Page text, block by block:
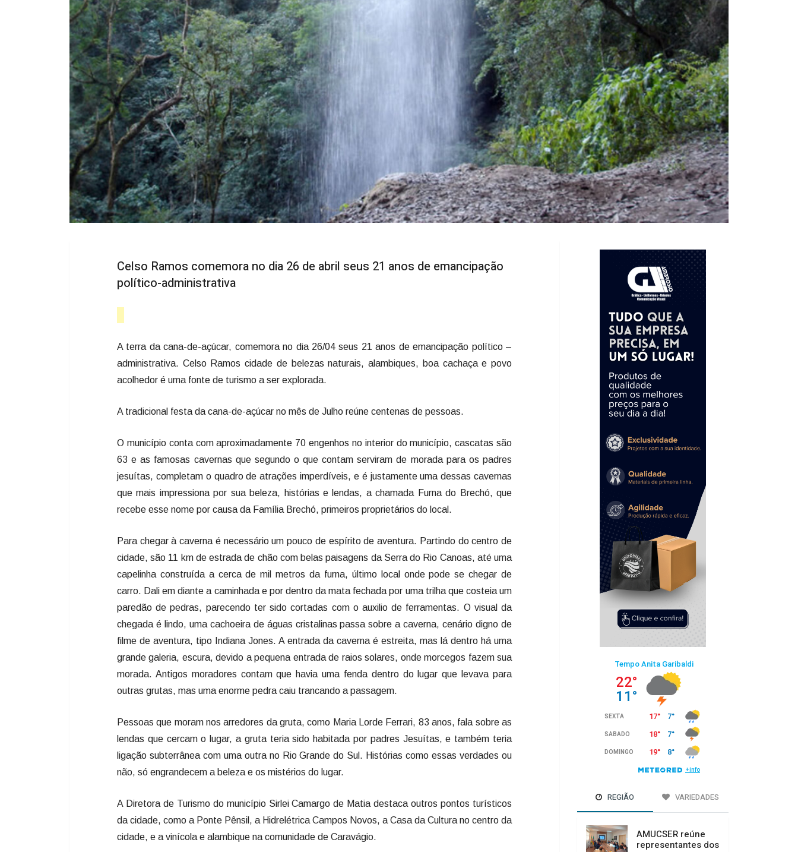
Celso Ramos comemora no dia 26 de abril seus 21 anos de emancipação
político-administrativa
A terra da cana-de-açúcar, comemora no dia 26/04 seus 21 anos de emancipação político –
administrativa. Celso Ramos cidade de belezas naturais, alambiques, boa cachaça e povo
acolhedor é uma fonte de turismo a ser explorada.
A tradicional festa da cana-de-açúcar no mês de Julho reúne centenas de pessoas.
O município conta com aproximadamente 70 engenhos no interior do município, cascatas são
63 e as famosas cavernas que segundo o que contam serviram de morada para os padres
jesuítas, completam o quadro de atrações imperdíveis, e é justamente uma dessas cavernas
que mais impressiona por sua beleza, histórias e lendas, a chamada Furna do Brechó, que
recebe esse nome por causa da Família Brechó, primeiros proprietários do local.
Para chegar à caverna é necessário um pouco de espírito de aventura. Partindo do centro de
cidade, são 11 km de estrada de chão com belas paisagens da Serra do Rio Canoas, até uma
capelinha construída a cerca de mil metros da furna, último local onde pode se chegar de
carro. Dali em diante a caminhada e por dentro da mata fechada por uma trilha que costeia um
paredão de pedras, parecendo ter sido cortadas com o auxilio de ferramentas. O visual da
chegada é lindo, uma cachoeira de águas cristalinas passa sobre a caverna, cenário digno de
filme de aventura, tipo Indiana Jones. A entrada da caverna é estreita, mas lá dentro há uma
grande galeria, escura, devido a pequena entrada de raios solares, onde morcegos fazem sua
morada. Antigos moradores contam que havia uma fenda dentro do lugar que levava para
outras grutas, mas uma enorme pedra caiu trancando a passagem.
Pessoas que moram nos arredores da gruta, como Maria Lorde Ferrari, 83 anos, fala sobre as
lendas que cercam o lugar, a gruta teria sido habitada por padres Jesuítas, e também teria
ligação subterrânea com uma outra no Rio Grande do Sul. Histórias como essas verdades ou
não, só engrandecem a beleza e os mistérios do lugar.
A Diretora de Turismo do município Sirlei Camargo de Matia destaca outros pontos turísticos
da cidade, como a Ponte Pênsil, a Hidrelétrica Campos Novos, a Casa da Cultura no centro da
cidade, e a vinícola e alambique na comunidade de Caravágio.
REGIÃO VARIEDADES
AMUCSER reúne
representantes dos